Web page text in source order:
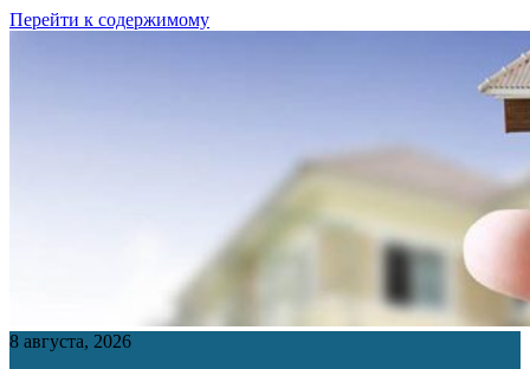
Перейти к содержимому
8 августа, 2026